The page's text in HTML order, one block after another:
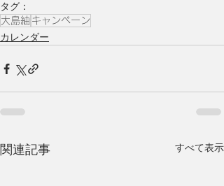
タグ：
大島紬 キャンペーン
カレンダー
関連記事 すべて表示